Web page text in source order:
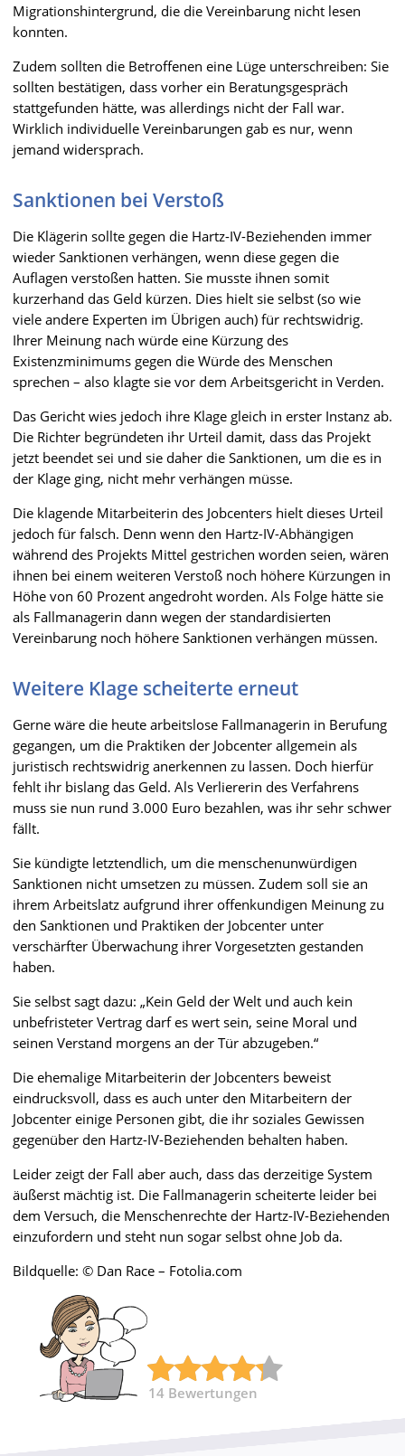
Migrationshintergrund, die die Vereinbarung nicht lesen
konnten.
Zudem sollten die Betroffenen eine Lüge unterschreiben: Sie
sollten bestätigen, dass vorher ein Beratungsgespräch
stattgefunden hätte, was allerdings nicht der Fall war.
Wirklich individuelle Vereinbarungen gab es nur, wenn
jemand widersprach.
Sanktionen bei Verstoß
Die Klägerin sollte gegen die Hartz-IV-Beziehenden immer
wieder Sanktionen verhängen, wenn diese gegen die
Auflagen verstoßen hatten. Sie musste ihnen somit
kurzerhand das Geld kürzen. Dies hielt sie selbst (so wie
viele andere Experten im Übrigen auch) für rechtswidrig.
Ihrer Meinung nach würde eine Kürzung des
Existenzminimums gegen die Würde des Menschen
sprechen – also klagte sie vor dem Arbeitsgericht in Verden.
Das Gericht wies jedoch ihre Klage gleich in erster Instanz ab.
Die Richter begründeten ihr Urteil damit, dass das Projekt
jetzt beendet sei und sie daher die Sanktionen, um die es in
der Klage ging, nicht mehr verhängen müsse.
Die klagende Mitarbeiterin des Jobcenters hielt dieses Urteil
jedoch für falsch. Denn wenn den Hartz-IV-Abhängigen
während des Projekts Mittel gestrichen worden seien, wären
ihnen bei einem weiteren Verstoß noch höhere Kürzungen in
Höhe von 60 Prozent angedroht worden. Als Folge hätte sie
als Fallmanagerin dann wegen der standardisierten
Vereinbarung noch höhere Sanktionen verhängen müssen.
Weitere Klage scheiterte erneut
Gerne wäre die heute arbeitslose Fallmanagerin in Berufung
gegangen, um die Praktiken der Jobcenter allgemein als
juristisch rechtswidrig anerkennen zu lassen. Doch hierfür
fehlt ihr bislang das Geld. Als Verliererin des Verfahrens
muss sie nun rund 3.000 Euro bezahlen, was ihr sehr schwer
fällt.
Sie kündigte letztendlich, um die menschenunwürdigen
Sanktionen nicht umsetzen zu müssen. Zudem soll sie an
ihrem Arbeitslatz aufgrund ihrer offenkundigen Meinung zu
den Sanktionen und Praktiken der Jobcenter unter
verschärfter Überwachung ihrer Vorgesetzten gestanden
haben.
Sie selbst sagt dazu: „Kein Geld der Welt und auch kein
unbefristeter Vertrag darf es wert sein, seine Moral und
seinen Verstand morgens an der Tür abzugeben.“
Die ehemalige Mitarbeiterin der Jobcenters beweist
eindrucksvoll, dass es auch unter den Mitarbeitern der
Jobcenter einige Personen gibt, die ihr soziales Gewissen
gegenüber den Hartz-IV-Beziehenden behalten haben.
Leider zeigt der Fall aber auch, dass das derzeitige System
äußerst mächtig ist. Die Fallmanagerin scheiterte leider bei
dem Versuch, die Menschenrechte der Hartz-IV-Beziehenden
einzufordern und steht nun sogar selbst ohne Job da.
Bildquelle: © Dan Race – Fotolia.com
14 Bewertungen